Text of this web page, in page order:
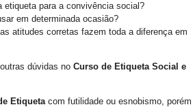
etiqueta para a convivência social?
em determinada ocasião?
atitudes corretas fazem toda a diferença em
dúvidas no Curso de Etiqueta Social e
Etiquetacom futilidade ou esnobismo, porém